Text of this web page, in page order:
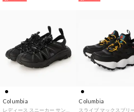
Columbia Columbia